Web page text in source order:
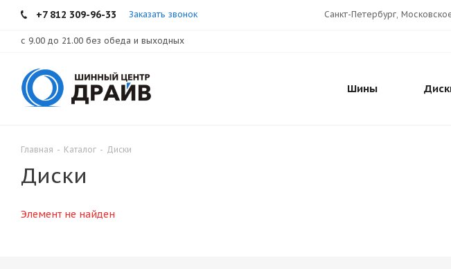
+7 812 309-96-33 Заказать звонок Санкт-Петербург,
с 9.00 до 21.00 без обеда и выходных
Шины
Главная - Каталог - Диски
Диски
Элемент не найден